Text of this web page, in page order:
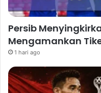
Persib
Mengamankan
1 hari ago